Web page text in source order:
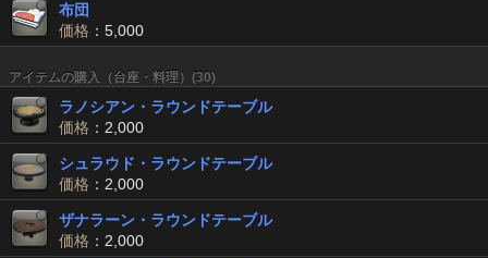
布団
価格 ：5,000
アイテムの購入（台座・料理）(30)
ラノシアン・ラウンドテーブル
価格 ：2,000
シュラウド・ラウンドテーブル
価格 ：2,000
ザナラーン・ラウンドテーブル
価格 ：2,000